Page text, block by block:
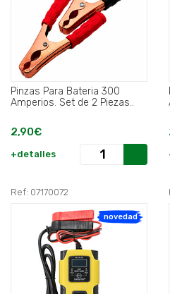
Pinzas Para Bateria 300
Amperios. Set de 2 Piezas..
2,90€
+detalles
Ref: 07170072
novedad